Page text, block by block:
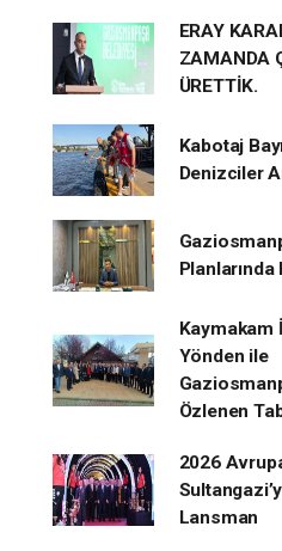
ERAY
ZAMANDA
ÜRETTİK.
Kabotaj
Denizciler
Kaymakam
Yönden ile
Özlenen
2026
Lansman